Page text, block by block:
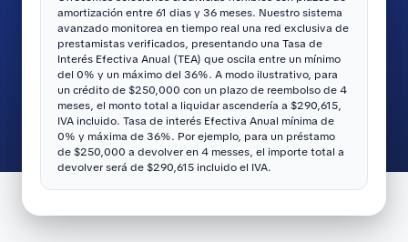
amortización entre 61 dias y 36 meses. Nuestro sistema
avanzado monitorea en tiempo real una red exclusiva de
prestamistas verificados, presentando una Tasa de
Interés Efectiva Anual (TEA) que oscila entre un mínimo
del 0% y un máximo del 36%. A modo ilustrativo, para
un crédito de $250,000 con un plazo de reembolso de 4
meses, el monto total a liquidar ascendería a $290,615,
IVA incluido. Tasa de interés Efectiva Anual mínima de
0% y máxima de 36%. Por ejemplo, para un préstamo
de $250,000 a devolver en 4 messes, el importe total a
devolver será de $290,615 incluido el IVA.